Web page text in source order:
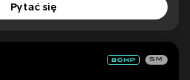
Pytać się
SM